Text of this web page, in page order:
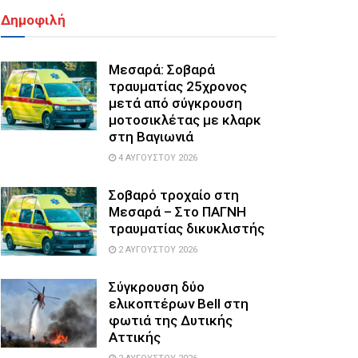
Δημοφιλή
Μεσαρά: Σοβαρά
τραυματίας 25χρονος
μετά από σύγκρουση
μοτοσικλέτας με κλαρκ
στη Βαγιωνιά
4 ΑΥΓΟΎΣΤΟΥ 2026
Σοβαρό τροχαίο στη
Μεσαρά – Στο ΠΑΓΝΗ
τραυματίας δικυκλιστής
2 ΑΥΓΟΎΣΤΟΥ 2026
Σύγκρουση δύο
ελικοπτέρων Bell στη
φωτιά της Δυτικής
Αττικής